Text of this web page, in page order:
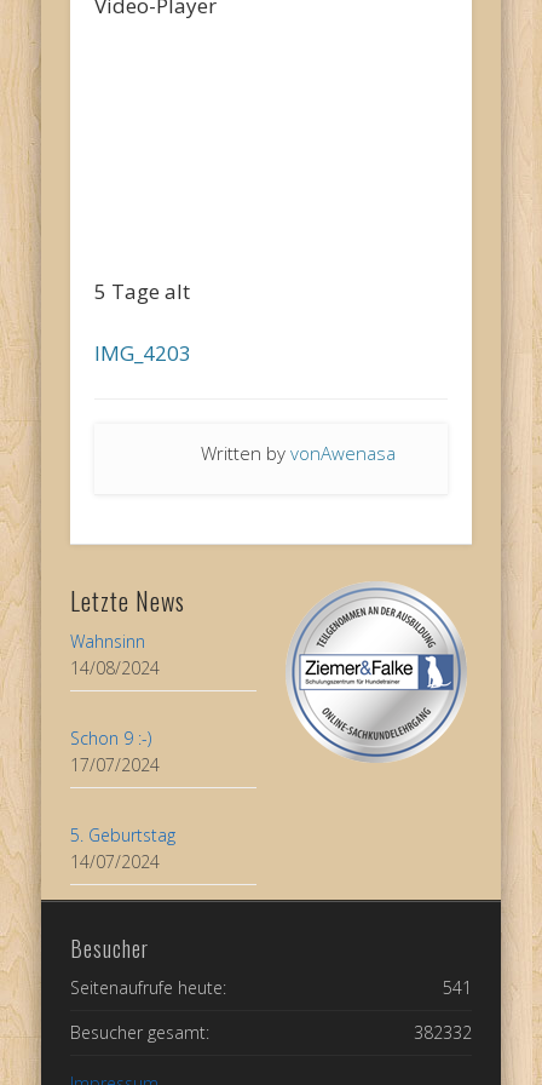
5 Tage alt
IMG_4203
Written byvonAwenasa
Letzte News
Wahnsinn
14/08/2024
Schon 9 :-)
17/07/2024
5. Geburtstag
14/07/2024
Besucher
541
Seitenaufrufe heute:
382332
Besucher gesamt: